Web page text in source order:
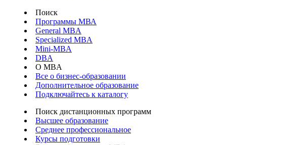
Поиск
Программы МВА
General MBA
Specialized MBA
Mini-MBA
DBA
О MBA
Все о бизнес-образовании
Дополнительное образование
Подключайтесь к каталогу
Поиск дистанционных программ
Высшее образование
Среднее профессиональное
Курсы подготовки